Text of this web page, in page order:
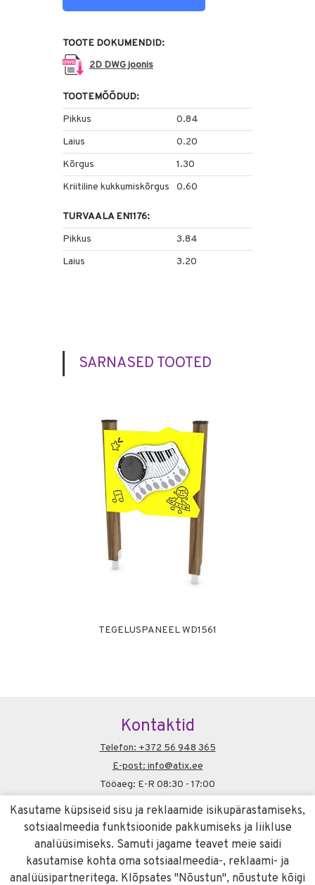
TOOTE DOKUMENDID:
2D DWG joonis
TOOTEMÕÕDUD:
Pikkus
0.84
Laius
0.20
Kõrgus
1.30
Kriitiline kukkumiskõrgus
0.60
TURVAALA EN1176:
Pikkus
3.84
Laius
3.20
SARNASED TOOTED
TEGELUSPANEEL WD1561
Kontaktid
Telefon: +372 56 948 365
E-post: info@atix.ee
Tööaeg: E-R 08:30 - 17:00
Soovitame
liivameister.ee
Info
Küpsiste kasutamise poliitika
Kasutame küpsiseid sisu ja reklaamide isikupärastamiseks,
sotsiaalmeedia funktsioonide pakkumiseks ja liikluse
analüüsimiseks. Samuti jagame teavet meie saidi
kasutamise kohta oma sotsiaalmeedia-, reklaami- ja
analüüsipartneritega. Klõpsates "Nõustun", nõustute kõigi